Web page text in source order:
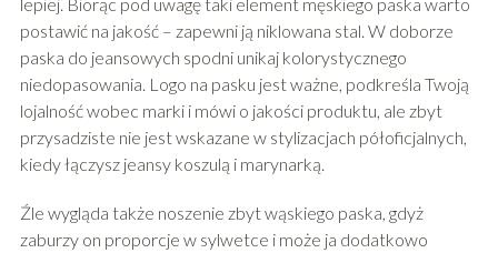
postawić na jakość – zapewni ją niklowana stal. W doborze
paska do jeansowych spodni unikaj kolorystycznego
niedopasowania. Logo na pasku jest ważne, podkreśla Twoją
lojalność wobec marki i mówi o jakości produktu, ale zbyt
przysadziste nie jest wskazane w stylizacjach półoficjalnych,
kiedy łączysz jeansy koszulą i marynarką.
Źle wygląda także noszenie zbyt wąskiego paska, gdyż
zaburzy on proporcje w sylwetce i może ja dodatkowo